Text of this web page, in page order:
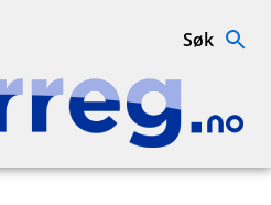
Interreg.no
Søk